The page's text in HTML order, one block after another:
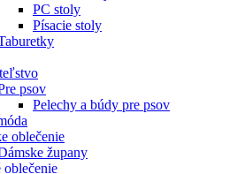
PC stoly
Písacie stoly
psov
Pelechy a búdy pre psov
oblečenie
župany
oblečenie